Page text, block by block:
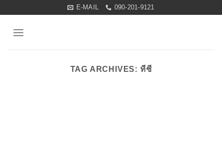
content
E-MAIL 090-201-9121
TAG ARCHIVES: ทีซี